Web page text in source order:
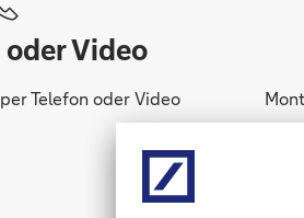
oder Video
Telefon oder Video